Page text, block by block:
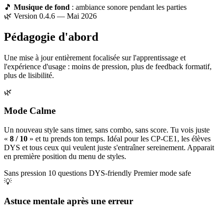
🎵 Musique de fond : ambiance sonore pendant les parties
🌿 Version 0.4.6 — Mai 2026
Pédagogie d'abord
Une mise à jour entièrement focalisée sur l'apprentissage et
l'expérience d'usage : moins de pression, plus de feedback formatif,
plus de lisibilité.
🌿
Mode Calme
Un nouveau style sans timer, sans combo, sans score. Tu vois juste
« 8 / 10 » et tu prends ton temps. Idéal pour les CP-CE1, les élèves
DYS et tous ceux qui veulent juste s'entraîner sereinement. Apparait
en première position du menu de styles.
Sans pression 10 questions DYS-friendly Premier mode safe
💡
Astuce mentale après une erreur